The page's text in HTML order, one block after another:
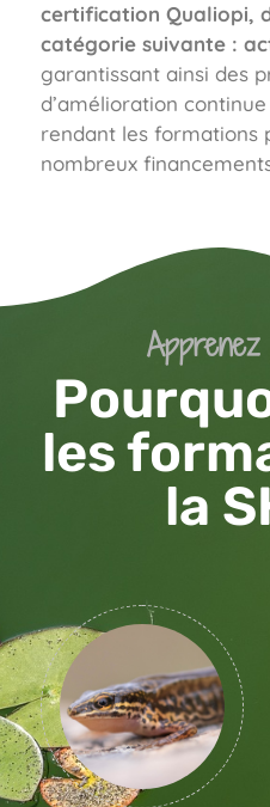
certification Qualiopi,
catégorie suivante :
garantissant ainsi des
d’amélioration
rendant les formations
nombreux
les
la